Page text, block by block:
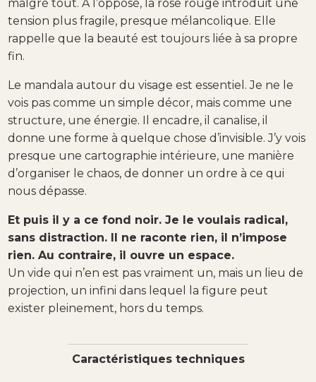
malgré tout. À l’opposé, la rose rouge introduit une
tension plus fragile, presque mélancolique. Elle
rappelle que la beauté est toujours liée à sa propre
fin.
Le mandala autour du visage est essentiel. Je ne le
vois pas comme un simple décor, mais comme une
structure, une énergie. Il encadre, il canalise, il
donne une forme à quelque chose d’invisible. J’y vois
presque une cartographie intérieure, une manière
d’organiser le chaos, de donner un ordre à ce qui
nous dépasse.
Et puis il y a ce fond noir. Je le voulais radical,
sans distraction. Il ne raconte rien, il n’impose
rien. Au contraire, il ouvre un espace.
Un vide qui n’en est pas vraiment un, mais un lieu de
projection, un infini dans lequel la figure peut
exister pleinement, hors du temps.
Caractéristiques techniques